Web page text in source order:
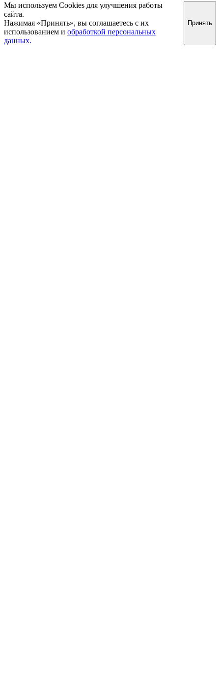
Мы используем Cookies для улучшения работы
сайта.
Нажимая «Принять», вы соглашаетесь с их
использованием и обработкой персональных
данных.
Принять